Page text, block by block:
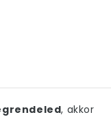
, akkor